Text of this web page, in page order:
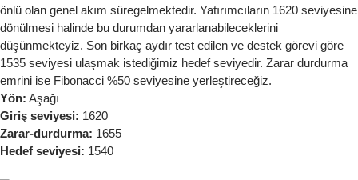
önlü olan genel akım süregelmektedir. Yatırımcıların 1620 seviyesine
dönülmesi halinde bu durumdan yararlanabileceklerini
düşünmekteyiz. Son birkaç aydır test edilen ve destek görevi göre
1535 seviyesi ulaşmak istediğimiz hedef seviyedir. Zarar durdurma
emrini ise Fibonacci %50 seviyesine yerleştireceğiz.
Yön: Aşağı
Giriş seviyesi: 1620
Zarar-durdurma: 1655
Hedef seviyesi: 1540